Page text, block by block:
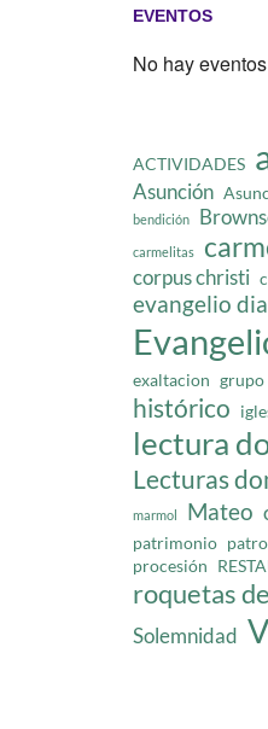
EVENTOS
No hay eventos
ACTIVIDADES
Asunción
bendición
carmelitas
corpus christi
evangelio
exaltacion grupo
histórico
lectura
Lecturas
marmol Mateo
patrimonio
procesión
roquetas
Solemnidad